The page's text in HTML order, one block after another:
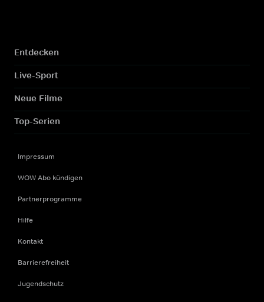
Entdecken
Live-Sport
Neue Filme
Top-Serien
Impressum
WOW Abo kündigen
Partnerprogramme
Hilfe
Kontakt
Barrierefreiheit
Jugendschutz